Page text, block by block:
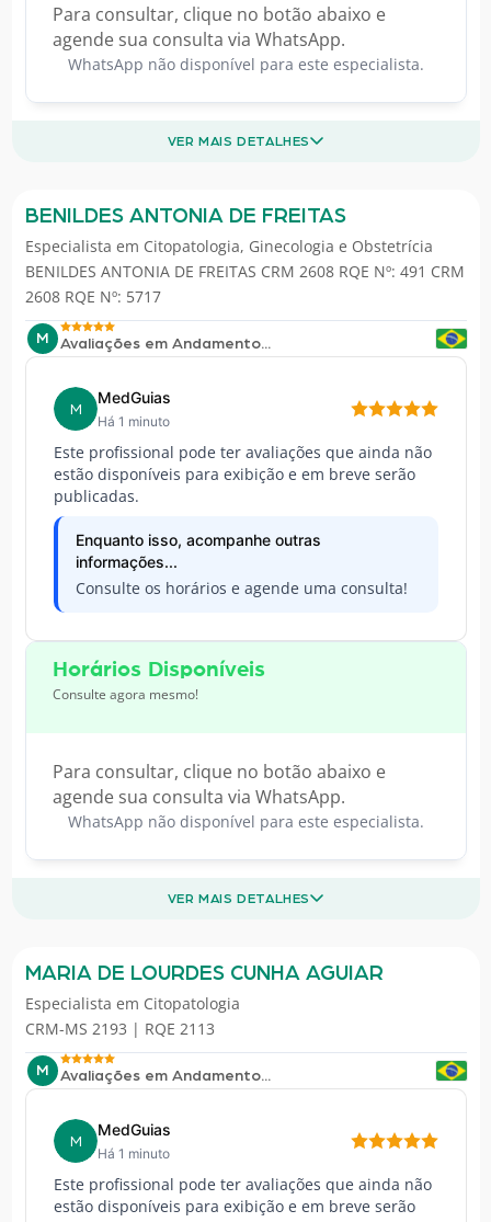
Para consultar, clique no botão abaixo e
agende sua consulta via WhatsApp.
WhatsApp não disponível para este especialista.
VER MAIS DETALHES
BENILDES ANTONIA DE FREITAS
Especialista em Citopatologia, Ginecologia e Obstetrícia
BENILDES ANTONIA DE FREITAS CRM 2608 RQE Nº: 491 CRM
2608 RQE Nº: 5717
M Avaliações em Andamento...
M
MedGuias
Há 1 minuto
Este profissional pode ter avaliações que ainda não
estão disponíveis para exibição e em breve serão
publicadas.
Enquanto isso, acompanhe outras
informações...
Consulte os horários e agende uma consulta!
Horários Disponíveis
Consulte agora mesmo!
Para consultar, clique no botão abaixo e
agende sua consulta via WhatsApp.
WhatsApp não disponível para este especialista.
VER MAIS DETALHES
MARIA DE LOURDES CUNHA AGUIAR
Especialista em Citopatologia
CRM-MS 2193 | RQE 2113
M Avaliações em Andamento...
M
MedGuias
Há 1 minuto
Este profissional pode ter avaliações que ainda não
estão disponíveis para exibição e em breve serão